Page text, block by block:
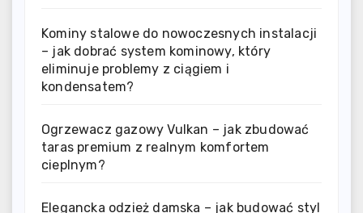
Kominy stalowe do nowoczesnych instalacji
– jak dobrać system kominowy, który
eliminuje problemy z ciągiem i
kondensatem?
Ogrzewacz gazowy Vulkan – jak zbudować
taras premium z realnym komfortem
cieplnym?
Elegancka odzież damska – jak budować styl